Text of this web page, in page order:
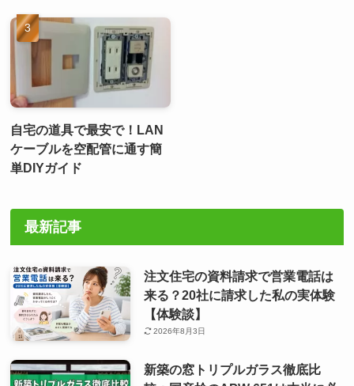
自宅の道具で最安で！LAN
ケーブルを空配管に通す簡
単DIYガイド
最新記事
注文住宅の資料請求で営業電話は
来る？20社に請求した私の実体験
【体験談】
2026年8月3日
新築の窓トリプルガラス徹底比